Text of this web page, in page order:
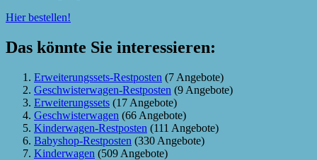
Hier bestellen!
Das könnte Sie interessieren:
Erweiterungssets-Restposten (7 Angebote)
Geschwisterwagen-Restposten (9 Angebote)
Erweiterungssets (17 Angebote)
Geschwisterwagen (66 Angebote)
Kinderwagen-Restposten (111 Angebote)
Babyshop-Restposten (330 Angebote)
Kinderwagen (509 Angebote)